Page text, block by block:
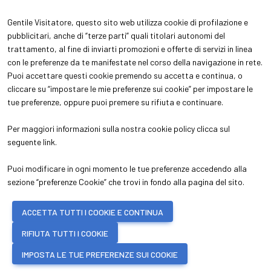
Gentile Visitatore, questo sito web utilizza cookie di profilazione e
pubblicitari, anche di “terze parti” quali titolari autonomi del
trattamento, al fine di inviarti promozioni e offerte di servizi in linea
con le preferenze da te manifestate nel corso della navigazione in rete.
Puoi accettare questi cookie premendo su accetta e continua, o
cliccare su “impostare le mie preferenze sui cookie” per impostare le
tue preferenze, oppure puoi premere su rifiuta e continuare.
Per maggiori informazioni sulla nostra cookie policy clicca sul
seguente link.
Puoi modificare in ogni momento le tue preferenze accedendo alla
sezione “preferenze Cookie” che trovi in fondo alla pagina del sito.
ACCETTA TUTTI I COOKIE E CONTINUA
RIFIUTA TUTTI I COOKIE
IMPOSTA LE TUE PREFERENZE SUI COOKIE
ABOUT
Chi siamo
Aree espositive
Contatti
VISITA
Perchè visitare
Ottieni il tuo biglietto
Perchè esporre
Info pratiche per espositori
- Registro Imprese Rimini e C.F./P.I. 00139440408 - Cap. Soc. 52.214.897 i.v.
Copyright & disclaimer-Privacy Policy